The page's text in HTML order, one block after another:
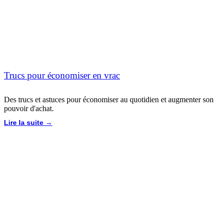
Trucs pour économiser en vrac
Des trucs et astuces pour économiser au quotidien et augmenter son
pouvoir d'achat.
Lire la suite →